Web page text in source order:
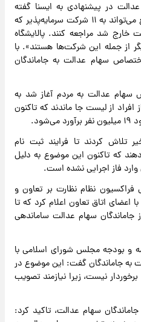
در پیشنهادی به ایسنا گفته
بود: «دولت برای تامین این منابع می‌تواند به ۱۱ شرکت سرمایه‌پذیر که
شد مراجعه کنند. پالایشگاه
از جمله این شرکت‌ها هستند». با
سهام عدالت به جاماندگان
تخصیص سهام عدالت به مردم آغاز شد به
از لیست جا ماندند که تاکنون
کردند تا فرایند ثبت نام
که تاکنون این موضوع به دلیل
وارد فاز اجرایی نشده است.
نظام نظارت بر تعاون و
اتاق تعاون اعلام کرد که تا
میلیون نفر از جاماندگان سهام عدالت ساماندهی
و بودجه مجلس شورای اسلامی با
به جاماندگان گفت: این موضوع در
نیست، زیرا نیازمند تصویب
سهام عدالت، تاکید کرد: